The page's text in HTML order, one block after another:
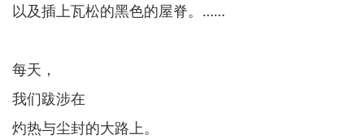
以及插上瓦松的黑色的屋脊。……
每天，
我们跋涉在
灼热与尘封的大路上。